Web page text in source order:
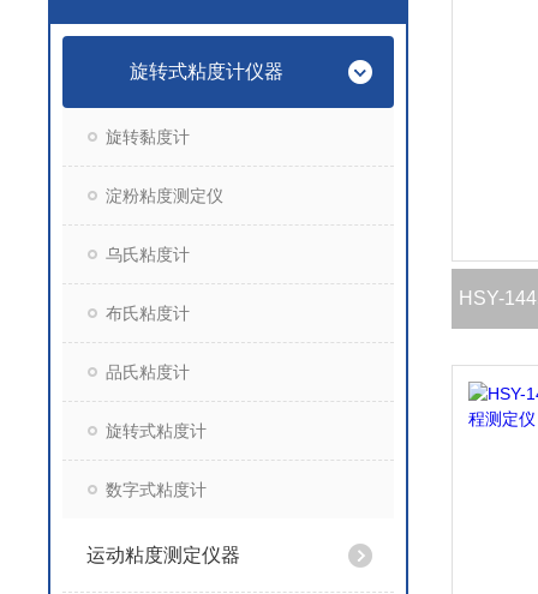
旋转式粘度计仪器
旋转黏度计
淀粉粘度测定仪
乌氏粘度计
布氏粘度计
品氏粘度计
旋转式粘度计
数字式粘度计
运动粘度测定仪器
HSY-